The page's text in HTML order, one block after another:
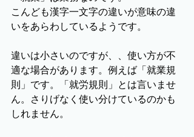
こんども漢字一文字の違いが意味の違
いをあらわしているようです。
違いは小さいのですが、、使い方が不
適な場合があります。例えば「就業規
則」です。「就労規則」とは言いませ
ん。さりげなく使い分けているのかも
しれません。